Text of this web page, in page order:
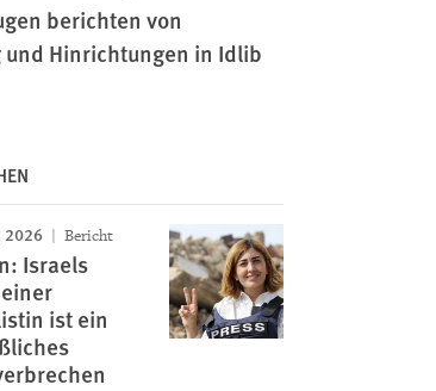
berichten von
und Hinrichtungen in Idlib
2026 Bericht
Israels
ist ein